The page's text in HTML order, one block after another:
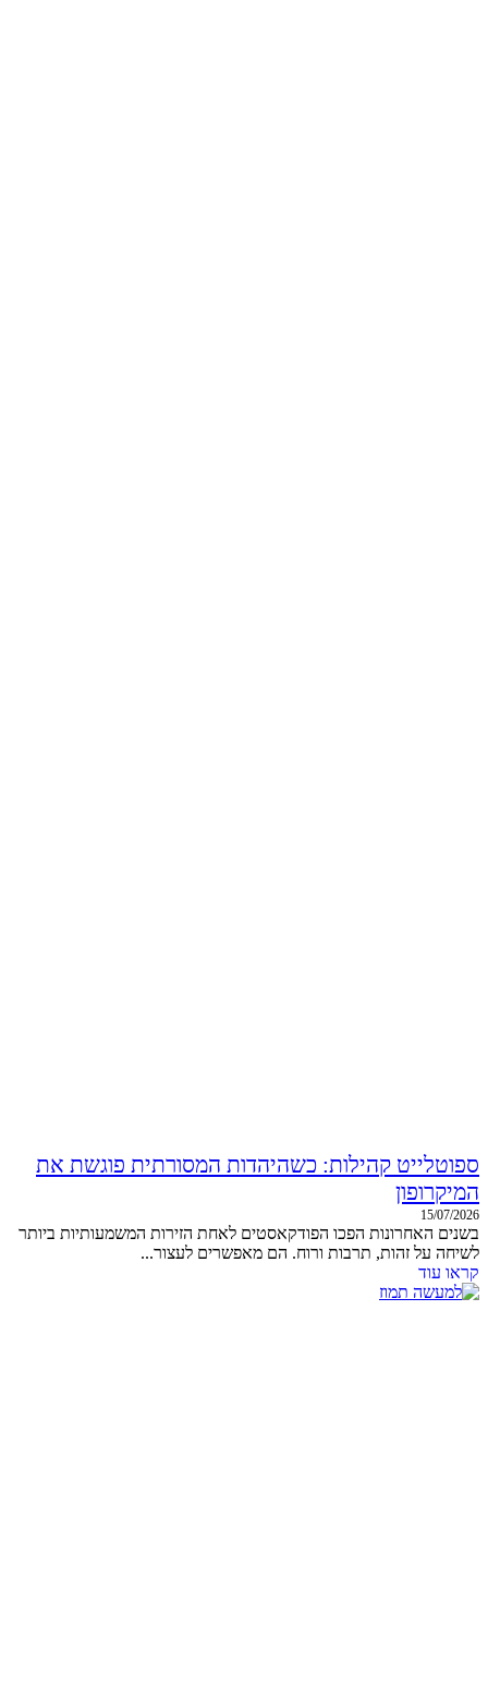
ספוטלייט קהילות: כשהיהדות המסורתית פוגשת את
המיקרופון
15/07/2026
בשנים האחרונות הפכו הפודקאסטים לאחת הזירות המשמעותיות ביותר
לשיחה על זהות, תרבות ורוח. הם מאפשרים לעצור...
קראו עוד